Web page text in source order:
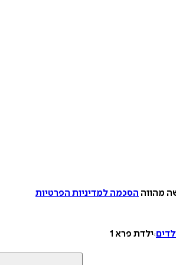
מהווה הסכמה למדיניות הפרטיות
ילדת פרא 1